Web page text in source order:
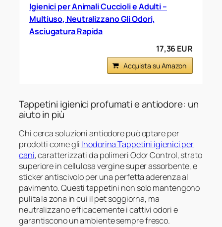
Igienici per Animali Cuccioli e Adulti –
Multiuso, Neutralizzano Gli Odori,
Asciugatura Rapida
17,36 EUR
Acquista su Amazon
Tappetini igienici profumati e antiodore: un
aiuto in più
Chi cerca soluzioni antiodore può optare per
prodotti come gli Inodorina Tappetini igienici per
cani, caratterizzati da polimeri Odor Control, strato
superiore in cellulosa vergine super assorbente, e
sticker antiscivolo per una perfetta aderenza al
pavimento. Questi tappetini non solo mantengono
pulita la zona in cui il pet soggiorna, ma
neutralizzano efficacemente i cattivi odori e
garantiscono un ambiente sempre fresco.